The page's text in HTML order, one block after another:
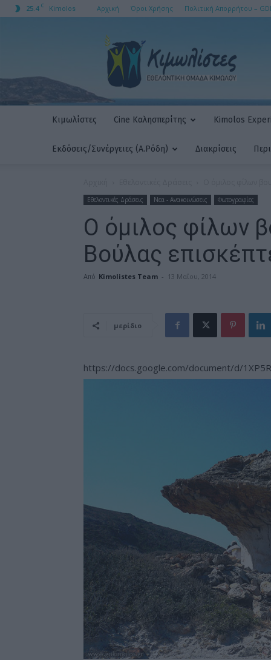
25.4 C Kimolos Αρχική Όροι Χρήσης Πολιτική Απορρήτου –
AMKE
Κιμωλίστες Cine Καλησπερίτης Kimolos
Εκδόσεις/Συνέργειες (Α.Ρόδη) Διακρίσεις
Εθελοντικές Δράσεις Νεα - Ανακοινώσεις Φωτογραφίες
O όμιλος φίλων
Βούλας
Από Kimolistes Team - 13 Μαΐου, 2014
μερίδιο
https://docs.google.com/document/d/